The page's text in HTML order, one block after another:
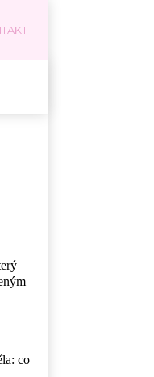
co